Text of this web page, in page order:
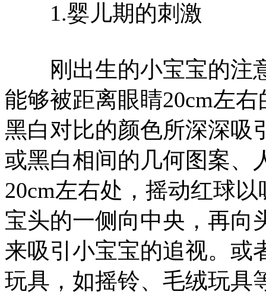
1.婴儿期的刺激
刚出生的小宝宝的注
能够被距离眼睛20cm左
黑白对比的颜色所深深吸
或黑白相间的几何图案、
20cm左右处，摇动红球
宝头的一侧向中央，再向
来吸引小宝宝的追视。或
玩具，如摇铃、毛绒玩具